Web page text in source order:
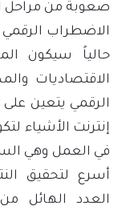
صعوبة من مراحل
الاضطراب
حالياً سيكون
الاقتصاديات
الرقمي يتعين
إنترنت الأشياء
في العمل وهي
أسرع لتحقيق
العدد الهائل